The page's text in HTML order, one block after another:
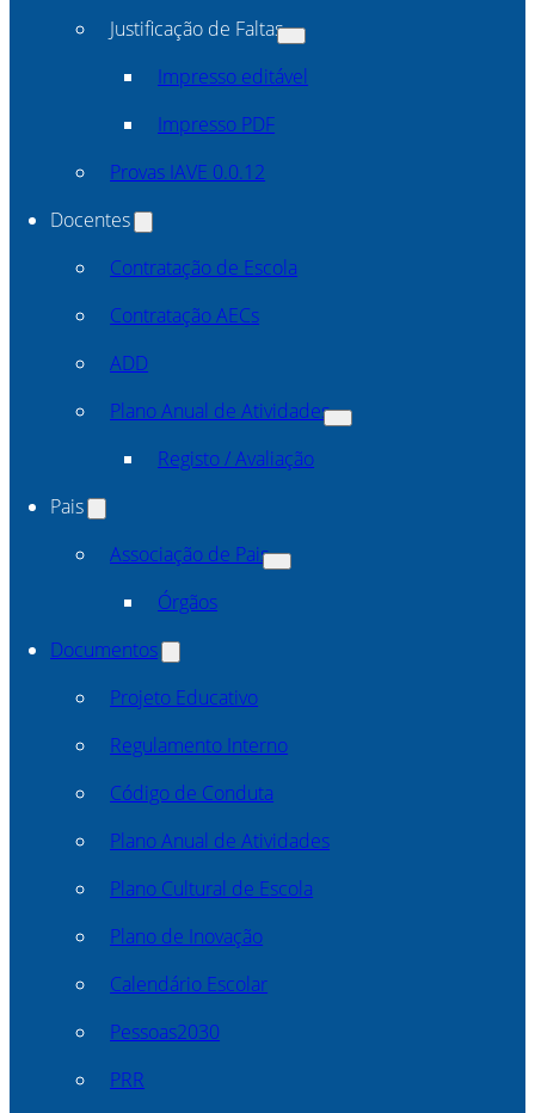
Justificação de Faltas
Impresso editável
Impresso PDF
Provas IAVE 0.0.12
Docentes
Contratação de Escola
Contratação AECs
ADD
Plano Anual de Atividades
Registo / Avaliação
Pais
Associação de Pais
Órgãos
Documentos
Projeto Educativo
Regulamento Interno
Código de Conduta
Plano Anual de Atividades
Plano Cultural de Escola
Plano de Inovação
Calendário Escolar
Pessoas2030
PRR